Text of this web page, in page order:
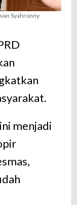
Syahronny
menjadi